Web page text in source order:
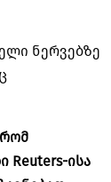
ნერვებზე
რომ
Reuters-ისა